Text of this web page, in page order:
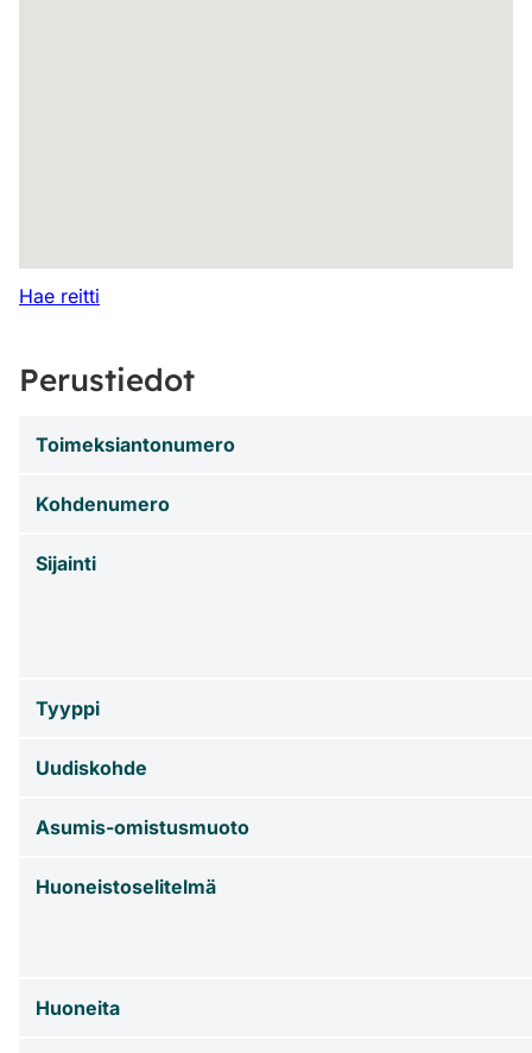
Hae reitti
Perustiedot
Toimeksiantonumero
Kohdenumero
Sijainti
Tyyppi
Uudiskohde
Asumis-omistusmuoto
Huoneistoselitelmä
Huoneita